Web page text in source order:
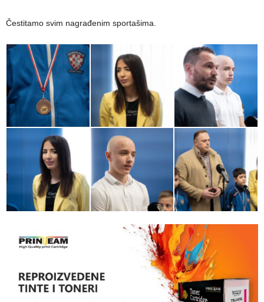
Čestitamo svim nagrađenim sportašima.